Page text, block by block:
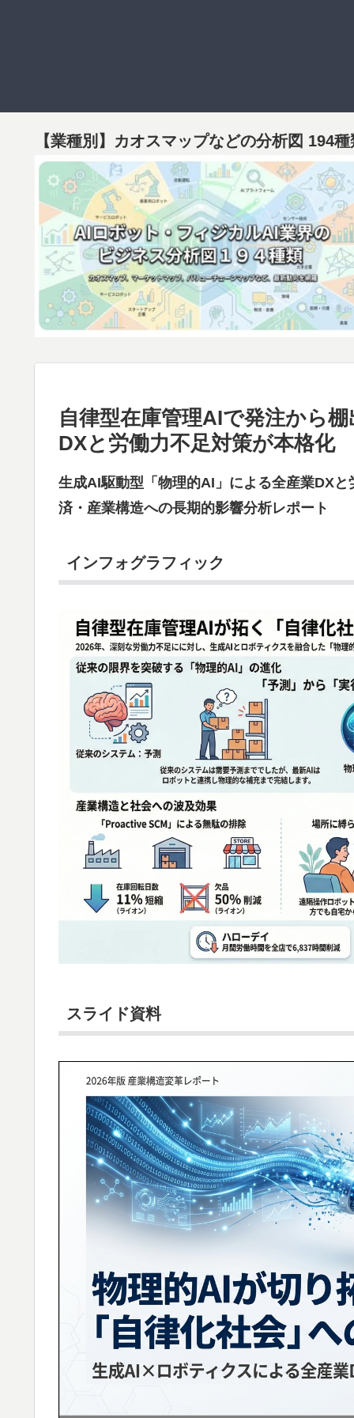
【業種別】カオスマップなどの分析図 194
自律型在庫管理AIで発注から
DXと労働力不足対策が本格化
生成AI駆動型「物理的AI」による全産業DX
済・産業構造への長期的影響分析レポート
インフォグラフィック
スライド資料